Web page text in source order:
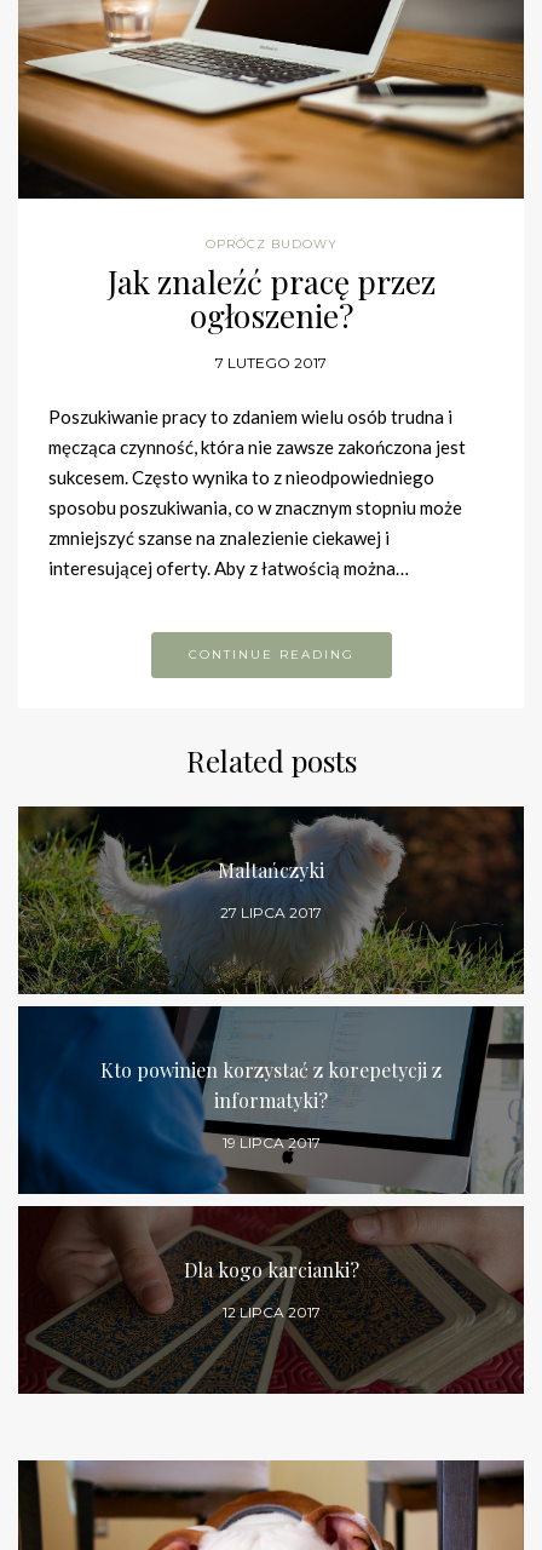
OPRÓCZ BUDOWY
Jak znaleźć pracę przez
ogłoszenie?
7 LUTEGO 2017
Poszukiwanie pracy to zdaniem wielu osób trudna i
męcząca czynność, która nie zawsze zakończona jest
sukcesem. Często wynika to z nieodpowiedniego
sposobu poszukiwania, co w znacznym stopniu może
zmniejszyć szanse na znalezienie ciekawej i
interesującej oferty. Aby z łatwością można…
CONTINUE READING
Related posts
Maltańczyki
27 LIPCA 2017
Kto powinien korzystać z korepetycji z
informatyki?
19 LIPCA 2017
Dla kogo karcianki?
12 LIPCA 2017